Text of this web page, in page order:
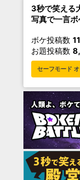
3秒で笑える
写真で一言
ボケ投稿数
お題投稿数
セーフモード